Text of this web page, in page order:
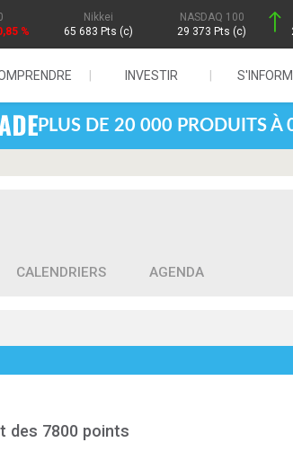
%
Nikkei
65 683 Pts (c)
NASDAQ 100
29 373 Pts (c)
INVESTIR
PLUS DE 20 000 PRODUITS À
CALENDRIERS AGENDA
des 7800 points